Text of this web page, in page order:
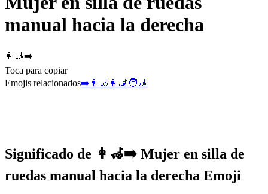
manual hacia la derecha
👩‍🦽‍➡️
Toca para copiar
Emojis relacionados➡️ 👨‍🦽 👩‍🦼 🧑‍🦽
Significado de 👩‍🦽‍➡️ Mujer en silla de
ruedas manual hacia la derecha Emoji